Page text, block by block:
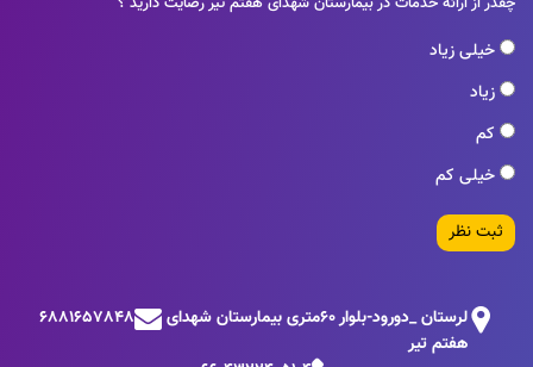
خیلی زیاد
زیاد
کم
خیلی کم
ثبت نظر
لرستان _دورود-بلوار 60متری بیمارستان شهدای
هفتم تیر
6881657848